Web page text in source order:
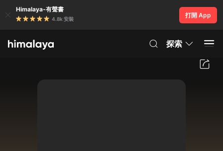
Himalaya-有聲書
4.8k 安裝
打開 App
探索